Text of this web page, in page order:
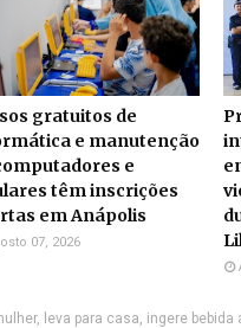
gratuitos de
e manutenção
e
têm inscrições
em Anápolis
07, 2026
leva para casa, ingere